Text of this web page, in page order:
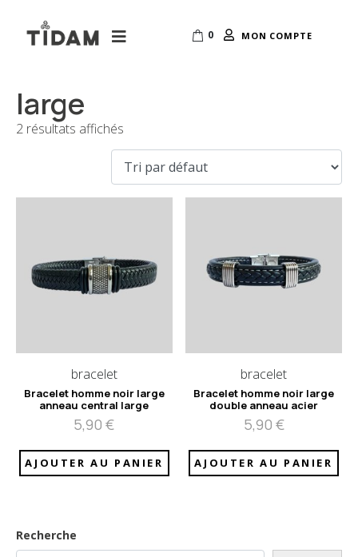
0 MON COMPTE
large
2 résultats affichés
bracelet
Bracelet homme noir large
anneau central large
5,90€
AJOUTER AU PANIER
bracelet
Bracelet homme noir large
double anneau acier
5,90 €
AJOUTER AU PANIER
Recherche